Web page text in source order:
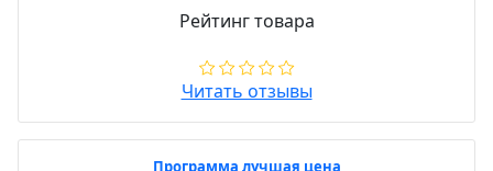
Рейтинг товара
Читать отзывы
Программа лучшая цена